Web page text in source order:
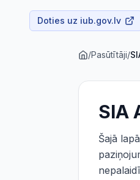
Doties uz iub.gov.lv
/Pasūtītāji/
SIA
Šajā